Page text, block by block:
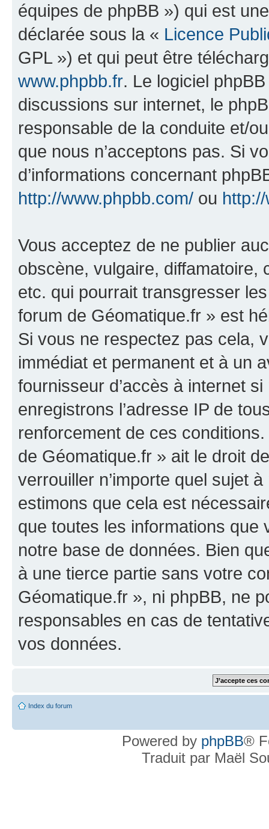
équipes de phpBB ») qui est
déclarée sous la « Licence
GPL ») et qui peut être
www.phpbb.fr. Le logiciel
discussions sur internet, le
responsable de la conduite et/
que nous n’acceptons pas. Si
d’informations concernant
http://www.phpbb.com/ ou
Vous acceptez de ne publier
obscène, vulgaire, diffamatoire,
etc. qui pourrait transgresser
forum de Géomatique.fr » est
Si vous ne respectez pas cela,
immédiat et permanent et à un
fournisseur d’accès à internet
enregistrons l’adresse IP de
renforcement de ces
de Géomatique.fr » ait le droit
verrouiller n’importe quel sujet
estimons que cela est
que toutes les informations
notre base de données. Bien
à une tierce partie sans votre
Géomatique.fr », ni phpBB, ne
responsables en cas de
vos données.
Index du forum
Powered by phpBB®
Traduit par Maël